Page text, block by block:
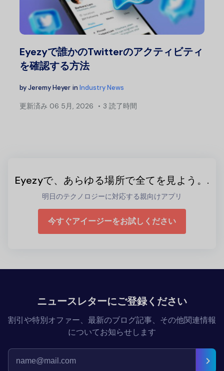
Eyezyで誰かのTwitterのアクティビティ
を確認する方法
byJeremy Heyer in Industry News
更新済み 06 5月, 2026 3 読了時間
Eyezyで、あらゆる場所で全てを見よう。.
明日のテクノロジーに対応する親向けアプリ
今すぐアイージーをお試しください
ニュースレターにご登録ください
割引や特別オファー、最新のブログ記事、その他関連情報
についてお知らせします